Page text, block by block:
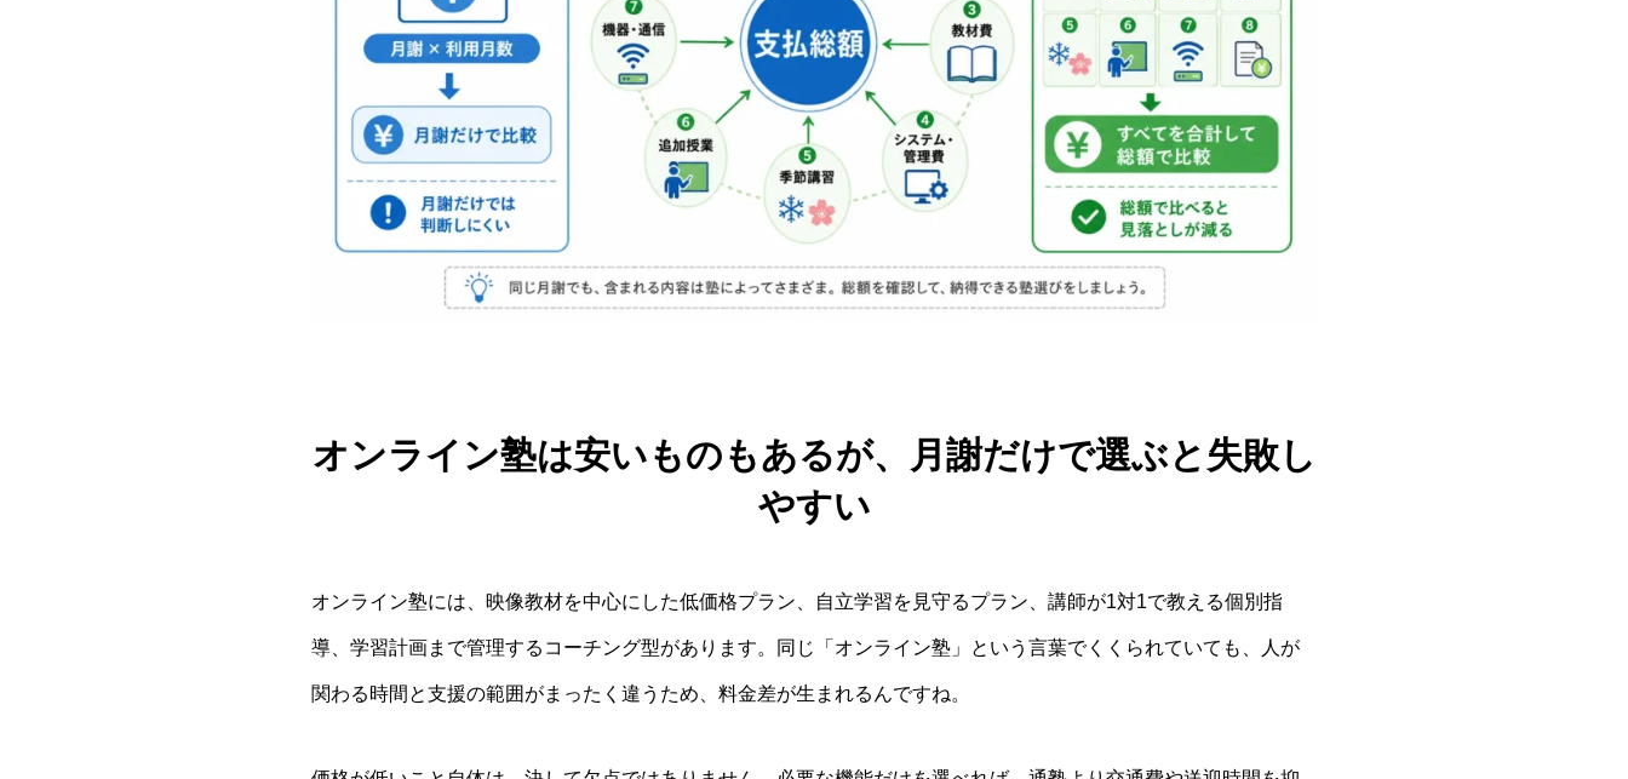
オンライン塾は安いものもあるが、月謝だけで選ぶと失敗し
やすい
オンライン塾には、映像教材を中心にした低価格プラン、自立学習を見守るプラン、講師が1対1で教える個別指
導、学習計画まで管理するコーチング型があります。同じ「オンライン塾」という言葉でくくられていても、人が
関わる時間と支援の範囲がまったく違うため、料金差が生まれるんですね。